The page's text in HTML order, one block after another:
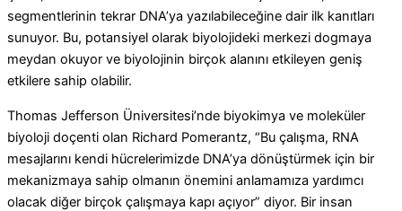
segmentlerinin tekrar DNA’ya yazılabileceğine dair ilk kanıtları
sunuyor. Bu, potansiyel olarak biyolojideki merkezi dogmaya
meydan okuyor ve biyolojinin birçok alanını etkileyen geniş
etkilere sahip olabilir.
Thomas Jefferson Üniversitesi’nde biyokimya ve moleküler
biyoloji doçenti olan Richard Pomerantz, “Bu çalışma, RNA
mesajlarını kendi hücrelerimizde DNA’ya dönüştürmek için bir
mekanizmaya sahip olmanın önemini anlamamıza yardımcı
olacak diğer birçok çalışmaya kapı açıyor” diyor. Bir insan